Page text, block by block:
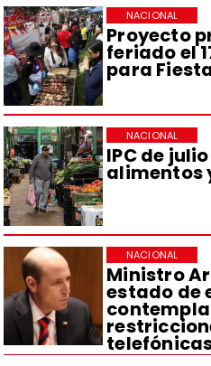
Proyecto
feriado el
para
NACIONAL
IPC de
alimentos
NACIONAL
Ministro
estado de
NACIONAL